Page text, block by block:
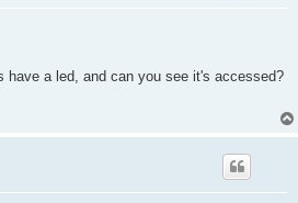
have a led, and can you see it's accessed?